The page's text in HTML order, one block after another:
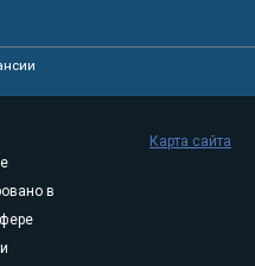
в
Карта сайта